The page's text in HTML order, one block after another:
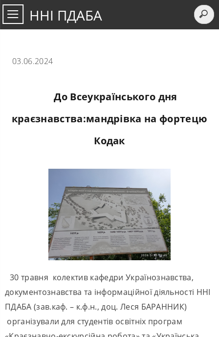
ННІ ПДАБА
03.06.2024
До Всеукраїнського дня
краєзнавства:мандрівка на фортецю
Кодак
30 травня колектив кафедри Українознавства,
документознавства та інформаційної діяльності ННІ
ПДАБА (зав.каф. – к.ф.н., доц. Леся БАРАННИК)
організували для студентів освітніх програм